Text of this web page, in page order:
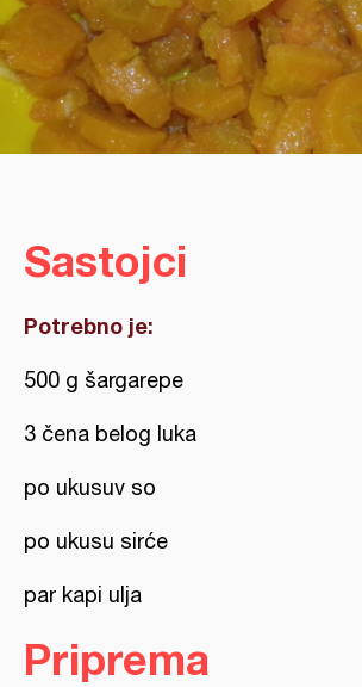
Sastojci
Potrebno je:
500 g šargarepe
3 čena belog luka
po ukusuv so
po ukusu sirće
par kapi ulja
Priprema